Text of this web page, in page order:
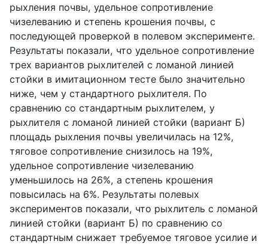
рыхления почвы, удельное сопротивление
чизелеванию и степень крошения почвы, с
последующей проверкой в полевом эксперименте.
Результаты показали, что удельное сопротивление
трех вариантов рыхлителей с ломаной линией
стойки в имитационном тесте было значительно
ниже, чем у стандартного рыхлителя. По
сравнению со стандартным рыхлителем, у
рыхлителя с ломаной линией стойки (вариант Б)
площадь рыхления почвы увеличилась на 12%,
тяговое сопротивление снизилось на 19%,
удельное сопротивление чизелеванию
уменьшилось на 26%, а степень крошения
повысилась на 6%. Результаты полевых
экспериментов показали, что рыхлитель с ломаной
линией стойки (вариант Б) по сравнению со
стандартным снижает требуемое тяговое усилие и